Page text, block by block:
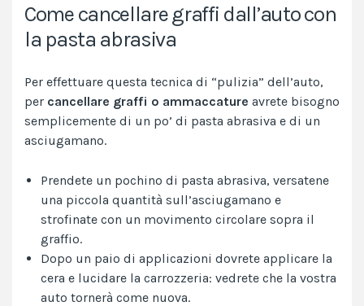
Come cancellare graffi dall’auto con
la pasta abrasiva
Per effettuare questa tecnica di “pulizia” dell’auto,
per cancellare graffi o ammaccature avrete bisogno
semplicemente di un po’ di pasta abrasiva e di un
asciugamano.
Prendete un pochino di pasta abrasiva, versatene
una piccola quantità sull’asciugamano e
strofinate con un movimento circolare sopra il
graffio.
Dopo un paio di applicazioni dovrete applicare la
cera e lucidare la carrozzeria: vedrete che la vostra
auto tornerà come nuova.